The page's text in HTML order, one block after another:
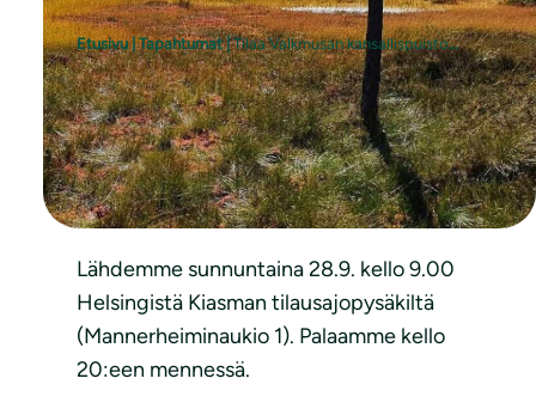
Etusivu|Tapahtumat|Tilaa Valkmusan kansallispuiston retkellä!
Peruutusten johdosta Valkmusaan
pääsee 5 reipasta retkeilijää!
Lähdemme sunnuntaina 28.9. kello 9.00
Helsingistä Kiasman tilausajopysäkiltä
(Mannerheiminaukio 1). Palaamme kello
20:een mennessä.